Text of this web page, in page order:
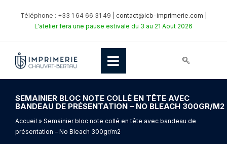
Téléphone : +33 1 64 66 31 49 | contact@icb-imprimerie.com
L'atelier fera une pause estivale du 3 au 21 Aout 2026
SEMAINIER BLOC NOTE COLLÉ EN TÊTE AVEC
BANDEAU DE PRÉSENTATION – NO BLEACH 300GR/M2
Accueil » Semainier bloc note collé en tête avec bandeau de
présentation – No Bleach 300gr/m2